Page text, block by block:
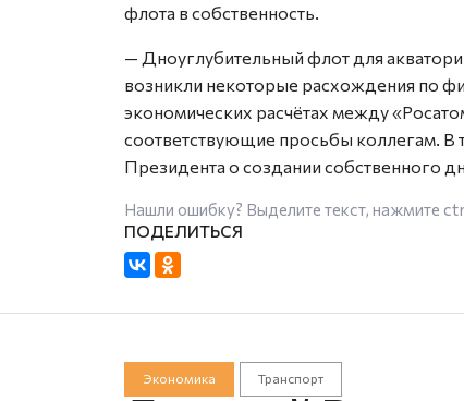
флота в собственность.
— Дноуглубительный флот для
возникли некоторые расхождения по
экономических расчётах между
соответствующие просьбы коллегам. В
Президента о создании собственного
Нашли ошибку? Выделите текст, нажмите
Экономика Транспорт